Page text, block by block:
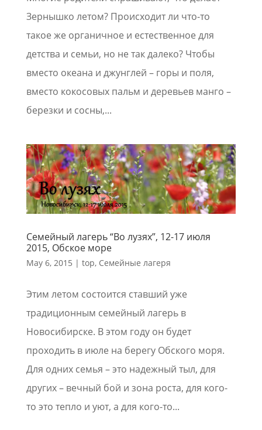
Зернышко летом? Происходит ли что-то
такое же органичное и естественное для
детства и семьи, но не так далеко? Чтобы
вместо океана и джунглей – горы и поля,
вместо кокосовых пальм и деревьев манго –
березки и сосны,...
Семейный лагерь “Во лузях”, 12-17 июля
2015, Обское море
May 6, 2015 | top, Семейные лагеря
Этим летом состоится ставший уже
традиционным семейный лагерь в
Новосибирске. В этом году он будет
проходить в июле на берегу Обского моря.
Для одних семья – это надежный тыл, для
других – вечный бой и зона роста, для кого-
то это тепло и уют, а для кого-то...